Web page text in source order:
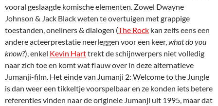
vooral geslaagde komische elementen. Zowel Dwayne
Johnson & Jack Black weten te overtuigen met grappige
toestanden, oneliners & dialogen (The Rock kan zelfs eens een
andere acteerprestatie neerleggen voor een keer,what do you
know?), enkel Kevin Harttrekt de schijnwerpers niet volledig
naar zich toe en komt wat flauw over in deze alternatieve
Jumanji-film. Het einde van Jumanji 2: Welcome to the Jungle
is dan weer een tikkeltje voorspelbaar en ze konden iets betere
referenties vinden naar de originele Jumanji uit 1995, maar dat